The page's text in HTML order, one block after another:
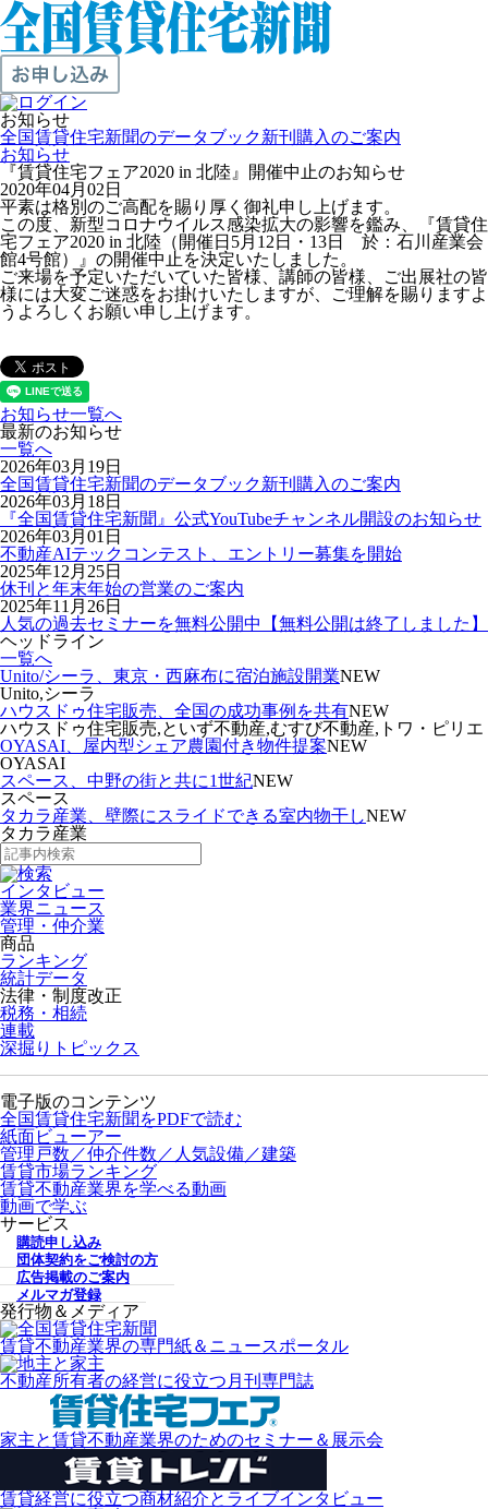
お知らせ
全国賃貸住宅新聞のデータブック新刊購入のご案内
お知らせ
『賃貸住宅フェア2020 in 北陸』開催中止のお知らせ
2020年04月02日
平素は格別のご高配を賜り厚く御礼申し上げます。
この度、新型コロナウイルス感染拡大の影響を鑑み、『賃貸住
宅フェア2020 in 北陸（開催日5月12日・13日 於：石川産業会
館4号館）』の開催中止を決定いたしました。
ご来場を予定いただいていた皆様、講師の皆様、ご出展社の皆
様には大変ご迷惑をお掛けいたしますが、ご理解を賜りますよ
うよろしくお願い申し上げます。
お知らせ一覧へ
最新のお知らせ
一覧へ
2026年03月19日
全国賃貸住宅新聞のデータブック新刊購入のご案内
2026年03月18日
『全国賃貸住宅新聞』公式YouTubeチャンネル開設のお知らせ
2026年03月01日
不動産AIテックコンテスト、エントリー募集を開始
2025年12月25日
休刊と年末年始の営業のご案内
2025年11月26日
人気の過去セミナーを無料公開中【無料公開は終了しました】
ヘッドライン
一覧へ
Unito/シーラ、東京・西麻布に宿泊施設開業NEW
Unito,シーラ
ハウスドゥ住宅販売、全国の成功事例を共有NEW
ハウスドゥ住宅販売,といず不動産,むすび不動産,トワ・ピリエ
OYASAI、屋内型シェア農園付き物件提案NEW
OYASAI
スペース、中野の街と共に1世紀NEW
スペース
タカラ産業、壁際にスライドできる室内物干しNEW
タカラ産業
インタビュー
業界ニュース
管理・仲介業
商品
ランキング
統計データ
法律・制度改正
税務・相続
連載
深掘りトピックス
電子版のコンテンツ
全国賃貸住宅新聞をPDFで読む
紙面ビューアー
管理戸数／仲介件数／人気設備／建築
賃貸市場ランキング
賃貸不動産業界を学べる動画
動画で学ぶ
サービス
購読申し込み
団体契約をご検討の方
広告掲載のご案内
メルマガ登録
発行物＆メディア
賃貸不動産業界の専門紙＆ニュースポータル
不動産所有者の経営に役立つ月刊専門誌
家主と賃貸不動産業界のためのセミナー＆展示会
賃貸経営に役立つ商材紹介とライブインタビュー